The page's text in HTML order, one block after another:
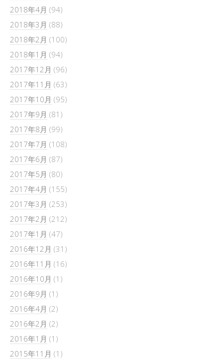
2018年4月 (94)
2018年3月 (88)
2018年2月 (100)
2018年1月 (94)
2017年12月 (96)
2017年11月 (63)
2017年10月 (95)
2017年9月 (81)
2017年8月 (99)
2017年7月 (108)
2017年6月 (87)
2017年5月 (80)
2017年4月 (155)
2017年3月 (253)
2017年2月 (212)
2017年1月 (47)
2016年12月 (31)
2016年11月 (16)
2016年10月 (1)
2016年9月 (1)
2016年4月 (2)
2016年2月 (2)
2016年1月 (1)
2015年11月 (1)